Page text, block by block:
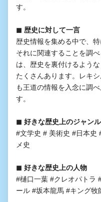
す。
◼︎ 歴史に対して一言
歴史情報を集める中で、
それに関連することを調
は、歴史を裏付けるよう
たくさんあります。レキ
も王道の情報を入念に調
す。
◼︎ 好きな歴史上のジャンル
#文学史 # 美術史 #日本史
メ史
◼︎ 好きな歴史上の人物
#樋口一葉 #クレオパトラ
ール #坂本龍馬 #キング牧